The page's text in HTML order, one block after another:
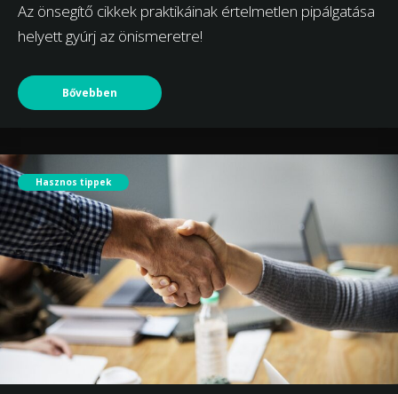
Az önsegítő cikkek praktikáinak értelmetlen pipálgatása
helyett gyúrj az önismeretre!
Bővebben
Hasznos tippek